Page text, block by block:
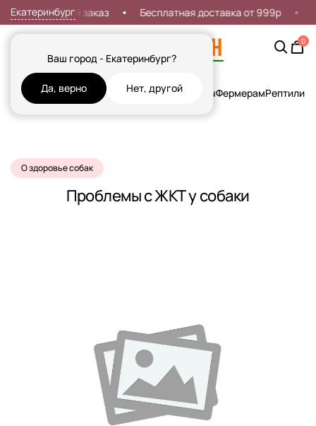
Екатеринбург
Ваш город - Екатеринбург?
Да, верно Нет, другой
7% на первый заказ Бесплатная доставка от 999р
0
Кошки СобакиРыбы Грызуны и Хорьки ПтицыФермерамРептилии
О здоровье собак
Проблемы с ЖКТ у собаки